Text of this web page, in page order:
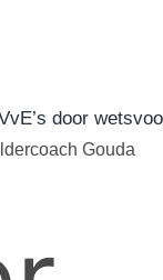
door
Gouda